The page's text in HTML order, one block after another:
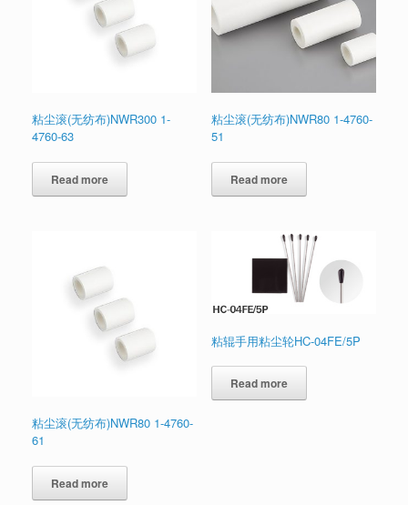
粘尘滚(无纺布)NWR300 1-
4760-63
Read more
粘尘滚(无纺布)NWR80 1-4760-
51
Read more
粘尘滚(无纺布)NWR80 1-4760-
61
Read more
粘辊手用粘尘轮HC-04FE/5P
Read more